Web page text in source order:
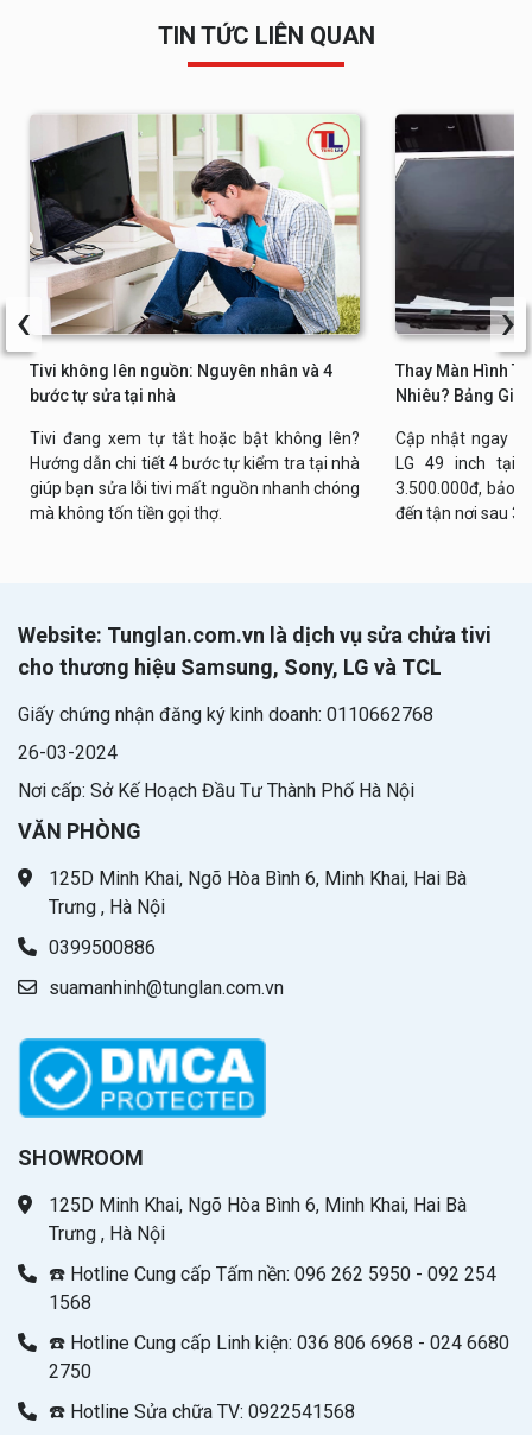
TIN TỨC LIÊN QUAN
Tivi không lên nguồn: Nguyên nhân và 4
bước tự sửa tại nhà
Tivi đang xem tự tắt hoặc bật không lên?
Hướng dẫn chi tiết 4 bước tự kiểm tra tại nhà
giúp bạn sửa lỗi tivi mất nguồn nhanh chóng
mà không tốn tiền gọi thợ.
Thay Màn Hình
Nhiêu? Bảng Giá
Cập nhật ngay
LG 49 inch tại
3.500.000đ, bảo
đến tận nơi sau
‹ ›
Website: Tunglan.com.vn là dịch vụ sửa chửa tivi
cho thương hiệu Samsung, Sony, LG và TCL
Giấy chứng nhận đăng ký kinh doanh: 0110662768
26-03-2024
Nơi cấp: Sở Kế Hoạch Đầu Tư Thành Phố Hà Nội
VĂN PHÒNG
125D Minh Khai, Ngõ Hòa Bình 6, Minh Khai, Hai Bà
Trưng , Hà Nội
0399500886
suamanhinh@tunglan.com.vn
SHOWROOM
125D Minh Khai, Ngõ Hòa Bình 6, Minh Khai, Hai Bà
Trưng , Hà Nội
☎️ Hotline Cung cấp Tấm nền: 096 262 5950 - 092 254
1568
☎️ Hotline Cung cấp Linh kiện: 036 806 6968 - 024 6680
2750
☎️ Hotline Sửa chữa TV: 0922541568